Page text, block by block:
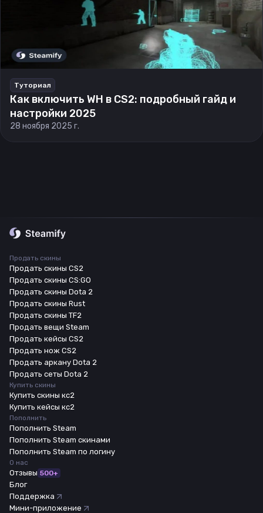
Туториал
Как включить WH в CS2: подробный гайд и
настройки 2025
28 ноября 2025 г.
Продать скины
Продать скины CS2
Продать скины CS:GO
Продать скины Dota 2
Продать скины Rust
Продать скины TF2
Продать вещи Steam
Продать кейсы CS2
Продать нож CS2
Продать аркану Dota 2
Продать сеты Dota 2
Купить скины
Купить скины кс2
Купить кейсы кс2
Пополнить
Пополнить Steam
Пополнить Steam скинами
Пополнить Steam по логину
О нас
Отзывы 500+
Блог
Поддержка
Мини-приложение